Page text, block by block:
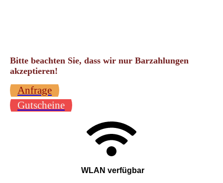
Bitte beachten Sie, dass wir nur Barzahlungen
akzeptieren!
Anfrage
Gutscheine
WLAN verfügbar